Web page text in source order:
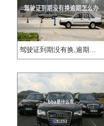
驾驶证到期没有换,逾期怎么办??